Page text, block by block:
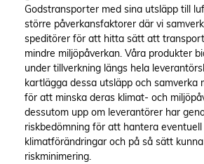
Godstransporter med sina utsläpp till
större påverkansfaktorer där vi
speditörer för att hitta sätt att
mindre miljöpåverkan. Våra produkter
under tillverkning längs hela
kartlägga dessa utsläpp och samverka
för att minska deras klimat- och
dessutom upp om leverantörer har
riskbedömning för att hantera
klimatförändringar och på så sätt
riskminimering.